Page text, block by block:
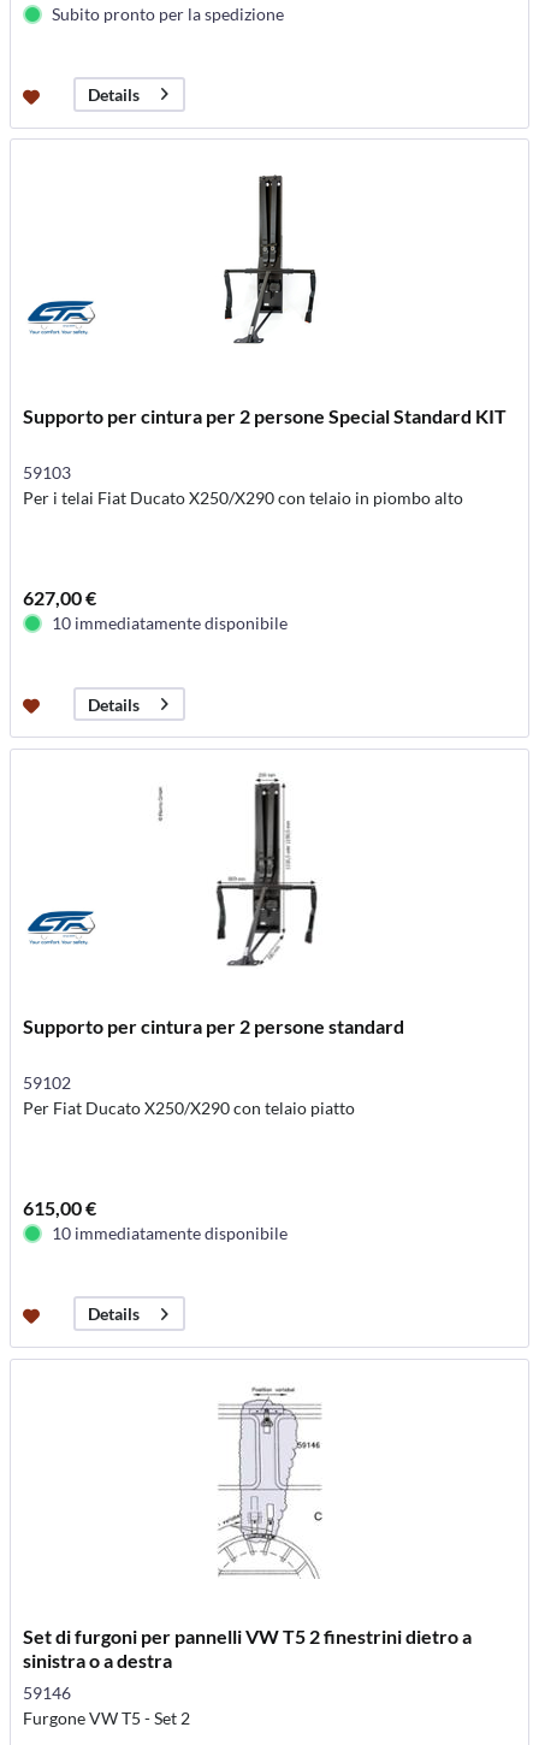
Subito pronto per la spedizione
Details
Supporto per cintura per 2 persone Special Standard KIT
59103
Per i telai Fiat Ducato X250/X290 con telaio in piombo alto
627,00 €
10 immediatamente disponibile
Details
Supporto per cintura per 2 persone standard
59102
Per Fiat Ducato X250/X290 con telaio piatto
615,00 €
10 immediatamente disponibile
Details
Set di furgoni per pannelli VW T5 2 finestrini dietro a
sinistra o a destra
59146
Furgone VW T5 - Set 2